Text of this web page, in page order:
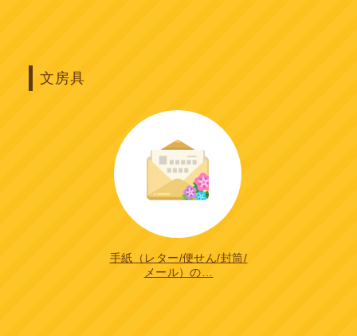
文房具
手紙（レター/便せん/封筒/
メール）の…